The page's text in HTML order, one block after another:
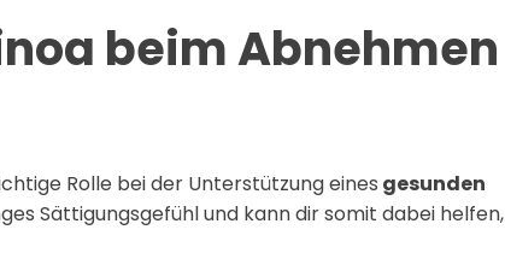
beim Abnehmen
Rolle bei der Unterstützung eines gesunden
Sättigungsgefühl und kann dir somit dabei helfen,